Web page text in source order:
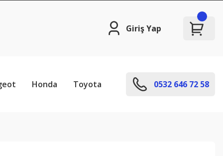
Giriş Yap
Honda Toyota 0532 646 72 58